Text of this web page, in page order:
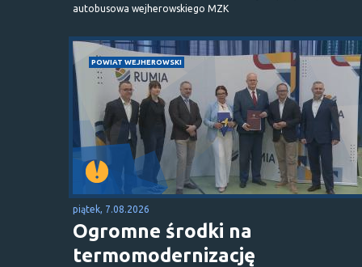
autobusowa wejherowskiego MZK
POWIAT WEJHEROWSKI
piątek, 7.08.2026
Ogromne środki na
termomodernizację